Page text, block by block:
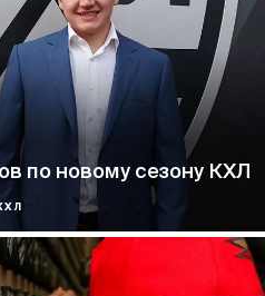
по новому сезону КХЛ